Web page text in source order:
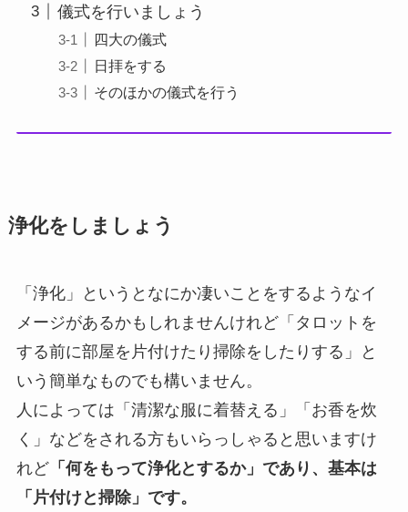
儀式を行いましょう
四大の儀式
日拝をする
そのほかの儀式を行う
浄化をしましょう
「浄化」というとなにか凄いことをするようなイ
メージがあるかもしれませんけれど「タロットを
する前に部屋を片付けたり掃除をしたりする」と
いう簡単なものでも構いません。
人によっては「清潔な服に着替える」「お香を炊
く」などをされる方もいらっしゃると思いますけ
れど「何をもって浄化とするか」であり、基本は
「片付けと掃除」です。